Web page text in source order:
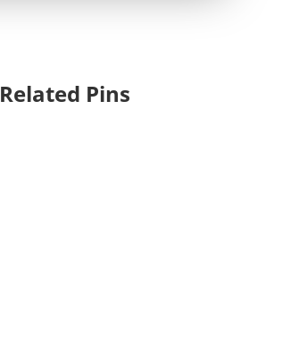
Related Pins